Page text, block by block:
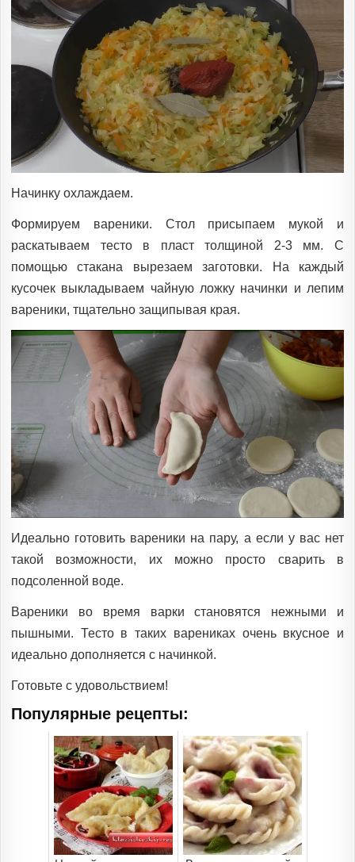
Начинку охлаждаем.
Формируем вареники. Стол присыпаем мукой и
раскатываем тесто в пласт толщиной 2-3 мм. С
помощью стакана вырезаем заготовки. На каждый
кусочек выкладываем чайную ложку начинки и лепим
вареники, тщательно защипывая края.
Идеально готовить вареники на пару, а если у вас нет
такой возможности, их можно просто сварить в
подсоленной воде.
Вареники во время варки становятся нежными и
пышными. Тесто в таких варениках очень вкусное и
идеально дополняется с начинкой.
Готовьте с удовольствием!
Популярные рецепты: